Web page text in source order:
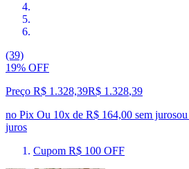
(39)
19% OFF
Preço R$ 1.328,39R$ 1.328,39
no Pix Ou 10x de R$ 164,00 sem jurosou
juros
Cupom R$ 100 OFF